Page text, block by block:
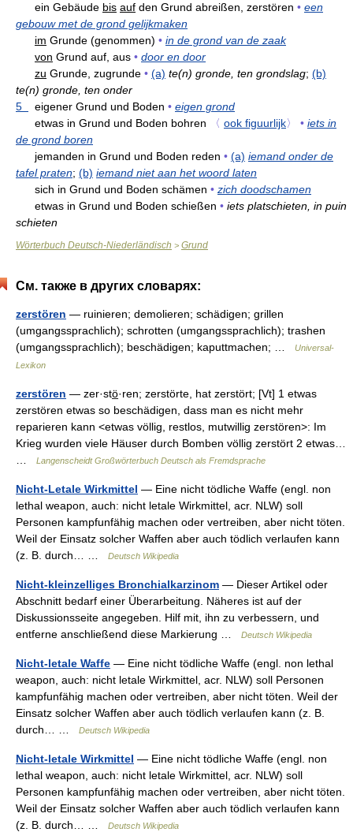
ein Gebäude bis auf den Grund abreißen, zerstören • een
gebouw met de grond gelijkmaken
im Grunde (genommen) • in de grond van de zaak
von Grund auf, aus • door en door
zu Grunde, zugrunde • (a) te(n) gronde, ten grondslag; (b)
te(n) gronde, ten onder
5
eigener Grund und Boden • eigen grond
etwas in Grund und Boden bohren
〈 ook figuurlijk〉 • iets in
de grond boren
jemanden in Grund und Boden reden • (a) iemand onder de
tafel praten; (b) iemand niet aan het woord laten
sich in Grund und Boden schämen • zich doodschamen
etwas in Grund und Boden schießen • iets platschieten, in puin
schieten
Wörterbuch Deutsch-Niederländisch > Grund
См. также в других словарях:
zerstören — ruinieren; demolieren; schädigen; grillen
(umgangssprachlich); schrotten (umgangssprachlich); trashen
(umgangssprachlich); beschädigen; kaputtmachen; …
Universal-
Lexikon
zerstören — zer·stö̲·ren; zerstörte, hat zerstört; [Vt] 1 etwas
zerstören etwas so beschädigen, dass man es nicht mehr
reparieren kann <etwas völlig, restlos, mutwillig zerstören>: Im
Krieg wurden viele Häuser durch Bomben völlig zerstört 2 etwas…
Langenscheidt Großwörterbuch Deutsch als Fremdsprache
Nicht-Letale Wirkmittel — Eine nicht tödliche Waffe (engl. non
lethal weapon, auch: nicht letale Wirkmittel, acr. NLW) soll
Personen kampfunfähig machen oder vertreiben, aber nicht töten.
Weil der Einsatz solcher Waffen aber auch tödlich verlaufen kann
(z. B. durch… …
Deutsch Wikipedia
Nicht-kleinzelliges Bronchialkarzinom — Dieser Artikel oder
Abschnitt bedarf einer Überarbeitung. Näheres ist auf der
Diskussionsseite angegeben. Hilf mit, ihn zu verbessern, und
entferne anschließend diese Markierung …
Deutsch Wikipedia
Nicht-letale Waffe — Eine nicht tödliche Waffe (engl. non lethal
weapon, auch: nicht letale Wirkmittel, acr. NLW) soll Personen
kampfunfähig machen oder vertreiben, aber nicht töten. Weil der
Einsatz solcher Waffen aber auch tödlich verlaufen kann (z. B.
durch… …
Deutsch Wikipedia
Nicht-letale Wirkmittel — Eine nicht tödliche Waffe (engl. non
lethal weapon, auch: nicht letale Wirkmittel, acr. NLW) soll
Personen kampfunfähig machen oder vertreiben, aber nicht töten.
Weil der Einsatz solcher Waffen aber auch tödlich verlaufen kann
(z. B. durch… …
Deutsch Wikipedia